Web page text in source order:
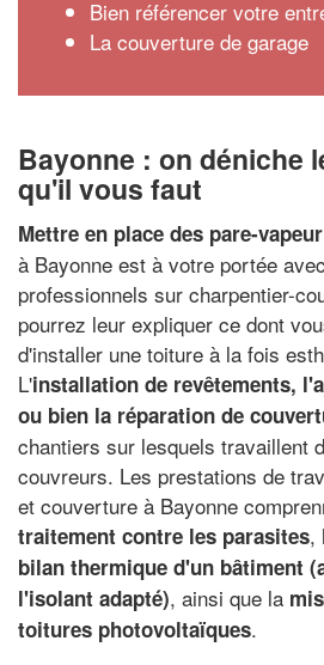
Bien référencer votre
La couverture de garage
Bayonne : on déniche
qu'il vous faut
Mettre en place des pare-
à Bayonne est à votre portée
professionnels sur charpentier-
pourrez leur expliquer ce dont
d'installer une toiture à la fois
L'installation de revêtements,
ou bien la réparation de
chantiers sur lesquels travaillent
couvreurs. Les prestations de
et couverture à Bayonne
traitement contre les parasites,
bilan thermique d'un bâtiment
l'isolant adapté), ainsi que la
toitures photovoltaïques.